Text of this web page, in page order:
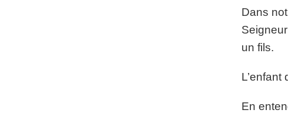
Dans
un fils.
En